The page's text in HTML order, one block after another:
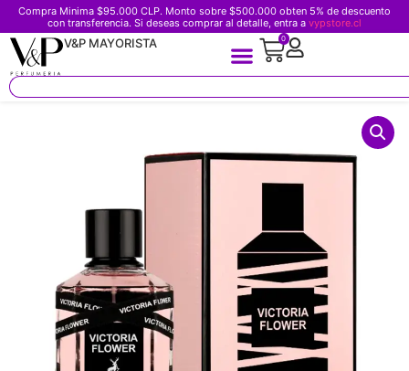
Compra Minima $95.000 CLP. Monto sobre $500.000 obten 5% de descuento
con transferencia. Si deseas comprar al detalle, entra a vypstore.cl
V&P MAYORISTA 0